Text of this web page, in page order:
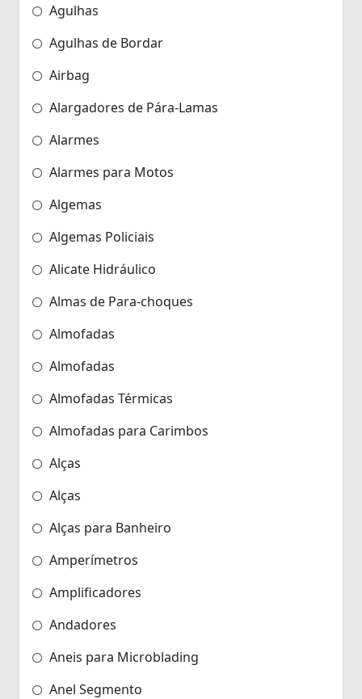
Agulhas
Agulhas de Bordar
Airbag
Alargadores de Pára-Lamas
Alarmes
Alarmes para Motos
Algemas
Algemas Policiais
Alicate Hidráulico
Almas de Para-choques
Almofadas
Almofadas
Almofadas Térmicas
Almofadas para Carimbos
Alças
Alças
Alças para Banheiro
Amperímetros
Amplificadores
Andadores
Aneis para Microblading
Anel Segmento